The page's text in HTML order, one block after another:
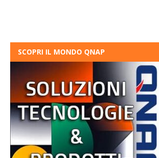
SCOPRI IL MONDO QNAP